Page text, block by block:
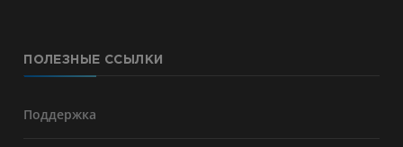
ПОЛЕЗНЫЕ ССЫЛКИ
Поддержка